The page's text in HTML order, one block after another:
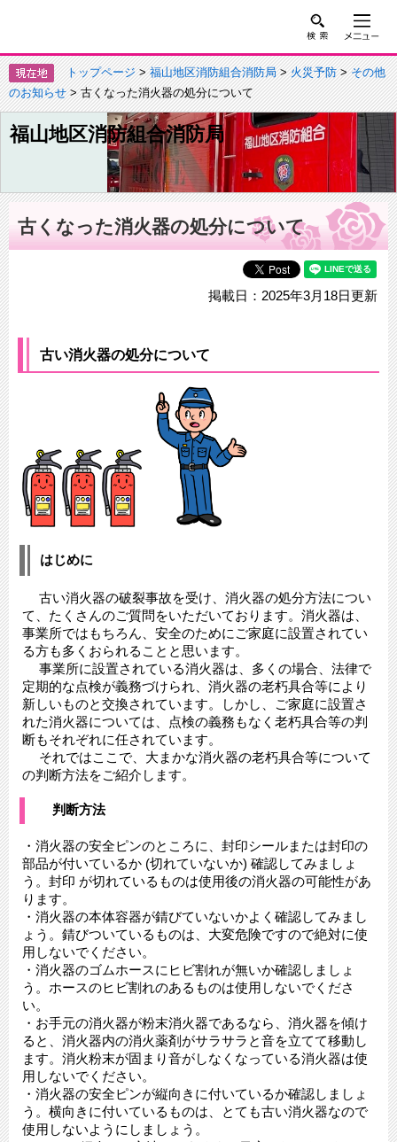
トップページ>福山地区消防組合消防局>火災予防>その他
のお知らせ> 古くなった消火器の処分について
福山地区消防組合消防局
古くなった消火器の処分について
掲載日：2025年3月18日更新
古い消火器の処分について
はじめに
古い消火器の破裂事故を受け、消火器の処分方法につい
て、たくさんのご質問をいただいております。消火器は、
事業所ではもちろん、安全のためにご家庭に設置されてい
る方も多くおられることと思います。
事業所に設置されている消火器は、多くの場合、法律で
定期的な点検が義務づけられ、消火器の老朽具合等により
新しいものと交換されています。しかし、ご家庭に設置さ
れた消火器については、点検の義務もなく老朽具合等の判
断もそれぞれに任されています。
それではここで、大まかな消火器の老朽具合等について
の判断方法をご紹介します。
判断方法
・消火器の安全ピンのところに、封印シールまたは封印の
部品が付いているか (切れていないか) 確認してみましょ
う。封印 が切れているものは使用後の消火器の可能性があ
ります。
・消火器の本体容器が錆びていないかよく確認してみまし
ょう。錆びついているものは、大変危険ですので絶対に使
用しないでください。
・消火器のゴムホースにヒビ割れが無いか確認しましょ
う。ホースのヒビ割れのあるものは使用しないでくださ
い。
・お手元の消火器が粉末消火器であるなら、消火器を傾け
ると、消火器内の消火薬剤がサラサラと音を立てて移動し
ます。消火粉末が固まり音がしなくなっている消火器は使
用しないでください。
・消火器の安全ピンが縦向きに付いているか確認しましょ
う。横向きに付いているものは、とても古い消火器なので
使用しないようにしましょう。